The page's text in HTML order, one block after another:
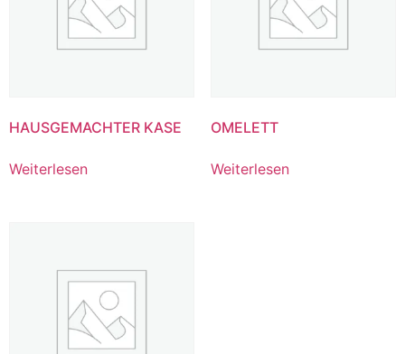
HAUSGEMACHTER KASE
Weiterlesen
OMELETT
Weiterlesen